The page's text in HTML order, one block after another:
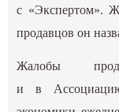
с «Экспертом».
продавцов он
Жалобы
и в Ассоциацию